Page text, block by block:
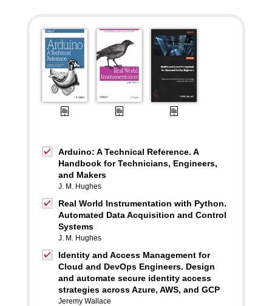
Arduino: A Technical Reference. A
Handbook for Technicians, Engineers,
and Makers
J. M. Hughes
Real World Instrumentation with Python.
Automated Data Acquisition and Control
Systems
J. M. Hughes
Identity and Access Management for
Cloud and DevOps Engineers. Design
and automate secure identity access
strategies across Azure, AWS, and GCP
Jeremy Wallace